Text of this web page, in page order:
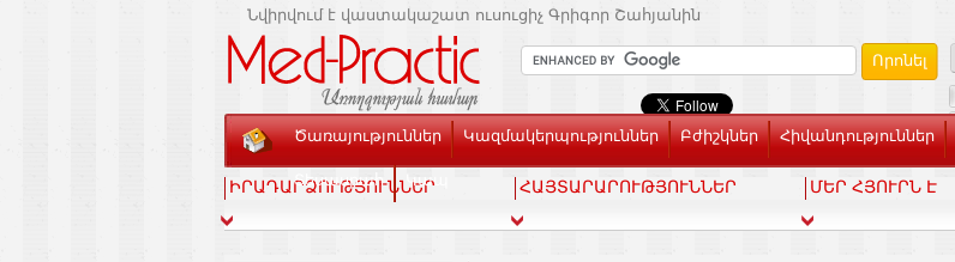
Նվիրվում է վաստակաշատ ուսուցիչ Գրիգոր Շահյանին
Ծառայություններ Կազմակերպություններ Բժիշկներ Հիվանդություններ
Տեսասրահ Կապ
ԻՐԱԴԱՐՁՈՒԹՅՈՒՆՆԵՐ ՀԱՅՏԱՐԱՐՈՒԹՅՈՒՆՆԵՐ ՄԵՐ ՀՅՈՒՐՆ Է